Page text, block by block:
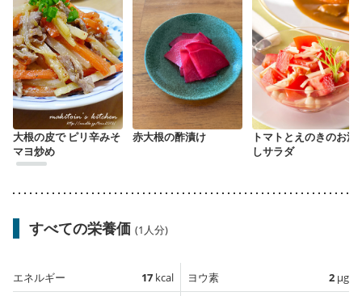
大根の皮で ピリ辛みそ
マヨ炒め
赤大根の酢漬け
トマトとえのきのお浸
しサラダ
すべての栄養価 (1人分)
エネルギー 17 kcal
ヨウ素 2 µg